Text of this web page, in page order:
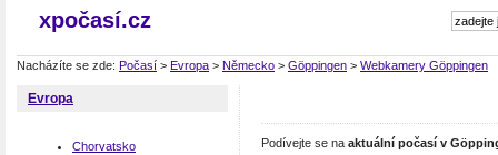
xpočasí.cz
Nacházíte se zde: Počasí > Evropa > Německo > Göppingen > Webkamery Göppingen
Evropa
Chorvatsko
Podívejte se na aktuální počasí v